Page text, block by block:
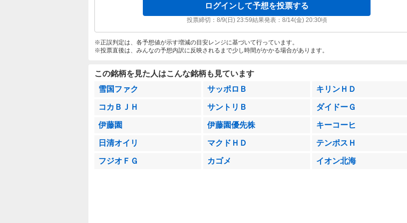
ログインして予想を投票する
投票締切： 8/9(日) 23:59結果発表： 8/14(金) 20:30頃
正誤判定は、各予想値が示す増減の目安レンジに基づいて行っています。
投票直後は、みんなの予想内訳に反映されるまで少し時間がかかる場合があります。
この銘柄を見た人はこんな銘柄も見ています
雪国ファク
サッポロＢ キリンＨＤ
コカＢＪＨ サントリＢ ダイドーＧ
伊藤園 伊藤園優先株 キーコーヒ
日清オイリ マクドＨＤ テンポスＨ
フジオＦＧ カゴメ イオン北海